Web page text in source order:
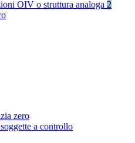
OIV o struttura analoga 2
zero
a controllo